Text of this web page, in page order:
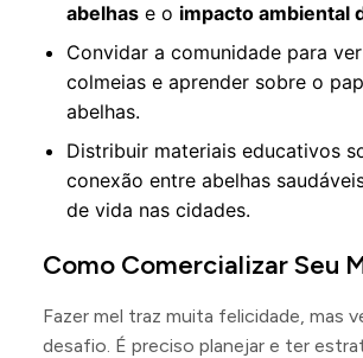
abelhas e o impacto ambiental
Convidar a comunidade para
colmeias e aprender sobre o
abelhas.
Distribuir materiais educativos
conexão entre abelhas
de vida nas cidades.
Como Comercializar Seu
Fazer mel traz muita felicidade, mas
desafio. É preciso planejar e ter